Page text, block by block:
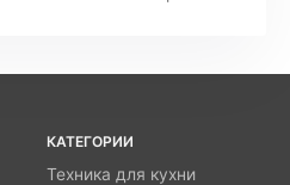
КАТЕГОРИИ
Техника для кухни